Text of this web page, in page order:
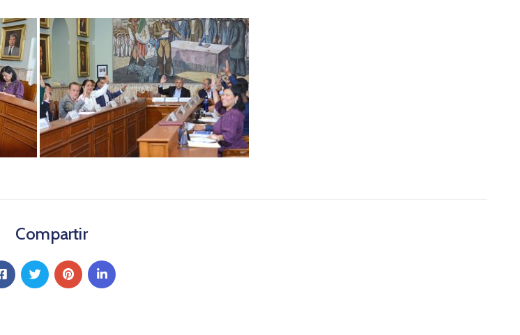
Compartir